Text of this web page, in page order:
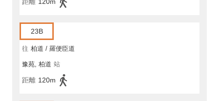
距離 120m
23B
往 柏道 / 羅便臣道
豫苑, 柏道 站
距離 120m